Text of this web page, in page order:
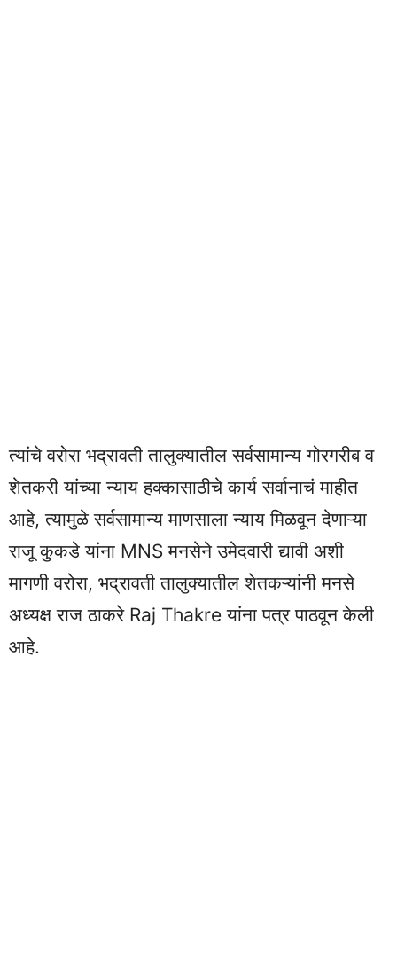
त्यांचे वरोरा भद्रावती तालुक्यातील सर्वसामान्य गोरगरीब व
शेतकरी यांच्या न्याय हक्कासाठीचे कार्य सर्वानाचं माहीत
आहे, त्यामुळे सर्वसामान्य माणसाला न्याय मिळवून देणाऱ्या
राजू कुकडे यांना MNS मनसेने उमेदवारी द्यावी अशी
मागणी वरोरा, भद्रावती तालुक्यातील शेतकऱ्यांनी मनसे
अध्यक्ष राज ठाकरे Raj Thakre यांना पत्र पाठवून केली
आहे.